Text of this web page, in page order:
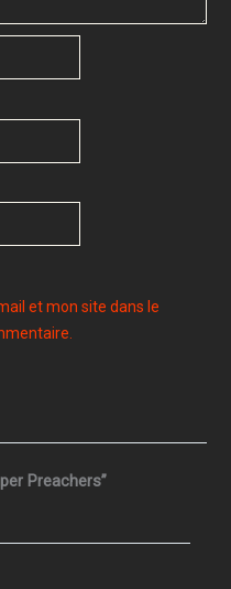
et mon site dans le
Preachers”